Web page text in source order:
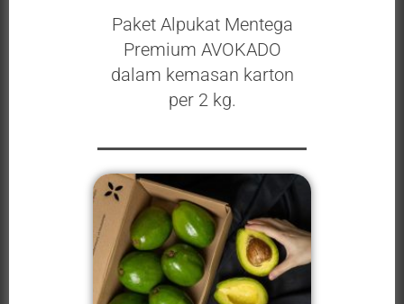
Paket Alpukat Mentega
Premium AVOKADO
dalam kemasan karton
per 2 kg.